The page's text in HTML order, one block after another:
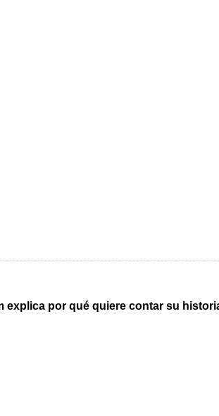
explica por qué quiere contar su